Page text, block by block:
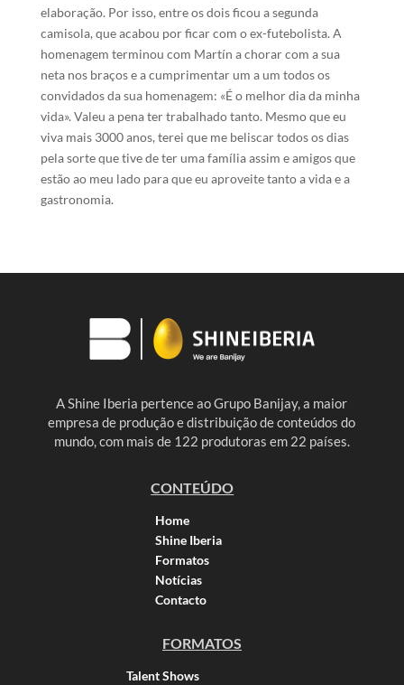
elaboração. Por isso, entre os dois ficou a segunda
camisola, que acabou por ficar com o ex-futebolista. A
homenagem terminou com Martín a chorar com a sua
neta nos braços e a cumprimentar um a um todos os
convidados da sua homenagem: «É o melhor dia da minha
vida». Valeu a pena ter trabalhado tanto. Mesmo que eu
viva mais 3000 anos, terei que me beliscar todos os dias
pela sorte que tive de ter uma família assim e amigos que
estão ao meu lado para que eu aproveite tanto a vida e a
gastronomia.
A Shine Iberia pertence ao Grupo Banijay, a maior
empresa de produção e distribuição de conteúdos do
mundo, com mais de 122 produtoras em 22 países.
CONTEÚDO
Home
Shine Iberia
Formatos
Notícias
Contacto
FORMATOS
Talent Shows